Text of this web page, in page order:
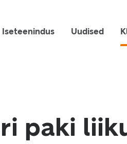
Iseteenindus Uudised
paki